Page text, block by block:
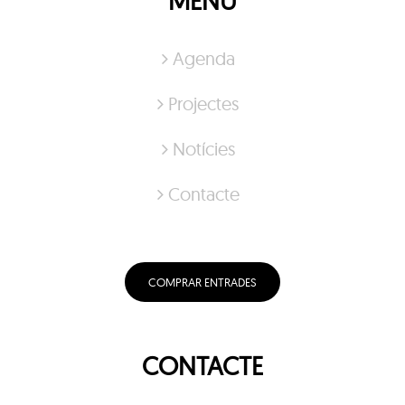
Agenda
Projectes
Notícies
Contacte
COMPRAR ENTRADES
CONTACTE